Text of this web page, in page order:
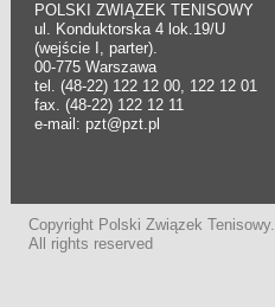
POLSKI ZWIĄZEK TENISOWY
ul. Konduktorska 4 lok.19/U
(wejście I, parter).
00-775 Warszawa
tel. (48-22) 122 12 00, 122 12 01
fax. (48-22) 122 12 11
e-mail: pzt@pzt.pl
Copyright Polski Związek Tenisowy.
All rights reserved